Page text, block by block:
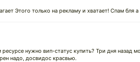
Этого только на рекламу и хватает! Спам бля
нужно вип-статус купить? Три дня назад
надо, досвидос красвью.